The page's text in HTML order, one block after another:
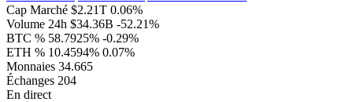
Cap Marché $2.21T 0.06%
Volume 24h $34.36B -52.21%
BTC % 58.7925% -0.29%
ETH % 10.4594% 0.07%
Monnaies 34.665
Échanges 204
En direct